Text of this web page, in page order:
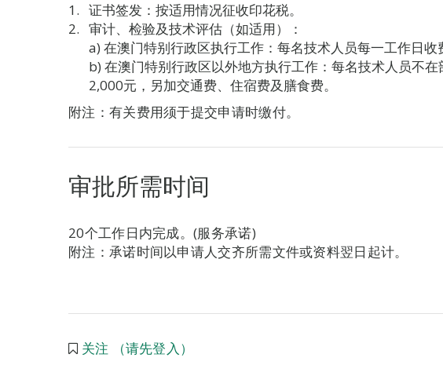
证书签发：按适用情况征收印花税。
审计、检验及技术评估（如适用）：
a) 在澳门特别行政区执行工作：每名技术人员每一工作日收
b) 在澳门特别行政区以外地方执行工作：每名技术人员不
2,000元，另加交通费、住宿费及膳食费。
附注：有关费用须于提交申请时缴付。
审批所需时间
20个工作日内完成。(服务承诺)
附注：承诺时间以申请人交齐所需文件或资料翌日起计。
关注 （请先登入）